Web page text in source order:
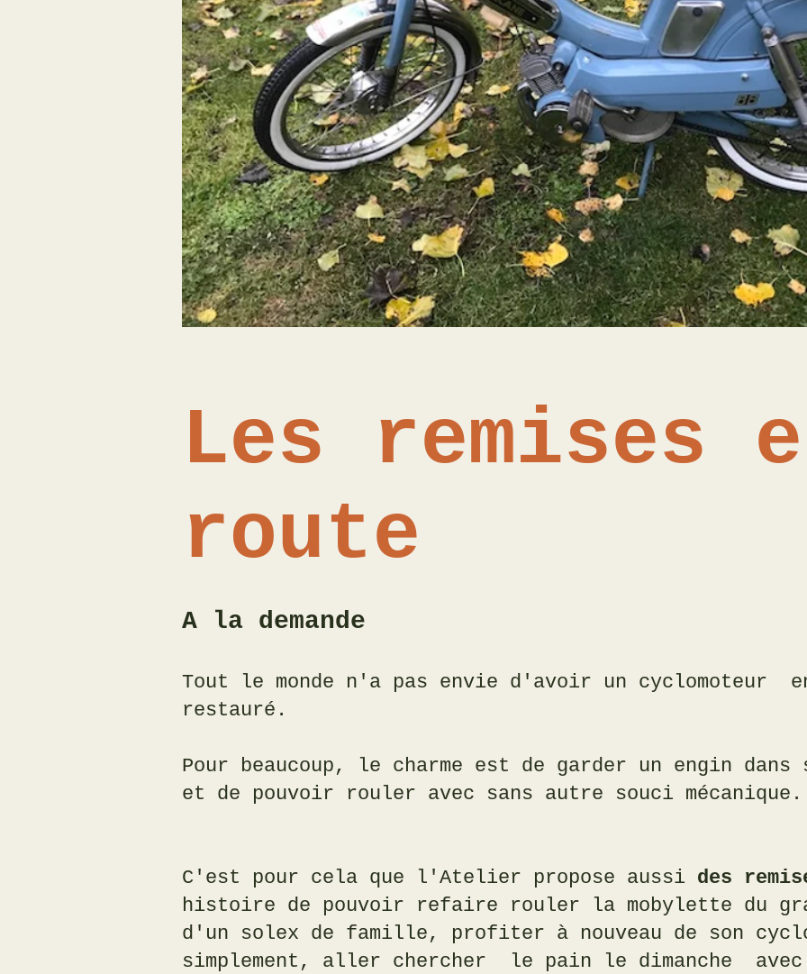
Les remises
route
A la demande
Tout le monde n'a pas envie d'avoir un cyclomoteur
restauré.
Pour beaucoup, le charme est de garder un engin
et de pouvoir rouler avec sans autre souci mécanique.
C'est pour cela que l'Atelier propose aussi des
histoire de pouvoir refaire rouler la mobylette du
d'un solex de famille, profiter à nouveau de son
simplement, aller chercher le pain le dimanche avec